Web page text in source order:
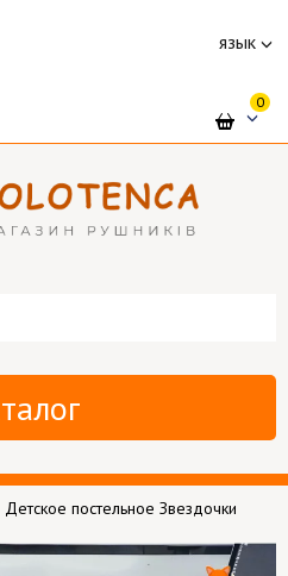
язык
0
Детское постельное Звездочки